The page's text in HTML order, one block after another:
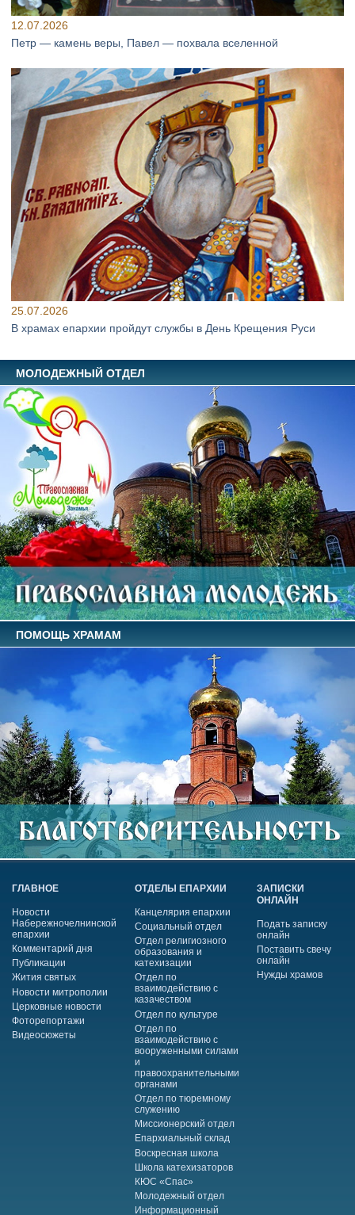
12.07.2026
Петр — камень веры, Павел — похвала вселенной
25.07.2026
В храмах епархии пройдут службы в День Крещения Руси
МОЛОДЕЖНЫЙ ОТДЕЛ
ПОМОЩЬ ХРАМАМ
ГЛАВНОЕ
Новости
Набережночелнинской
епархии
Комментарий дня
Публикации
Жития святых
Новости митрополии
Церковные новости
Фоторепортажи
Видеосюжеты
ОТДЕЛЫ ЕПАРХИИ
Канцелярия епархии
Социальный отдел
Отдел религиозного
образования и
катехизации
Отдел по
взаимодействию с
казачеством
Отдел по культуре
Отдел по
взаимодействию с
вооруженными силами
и
правоохранительными
органами
Отдел по тюремному
служению
Миссионерский отдел
Епархиальный склад
Воскресная школа
Школа катехизаторов
КЮС «Спас»
Молодежный отдел
Информационный
ЗАПИСКИ
ОНЛАЙН
Подать записку
онлайн
Поставить свечу
онлайн
Нужды храмов